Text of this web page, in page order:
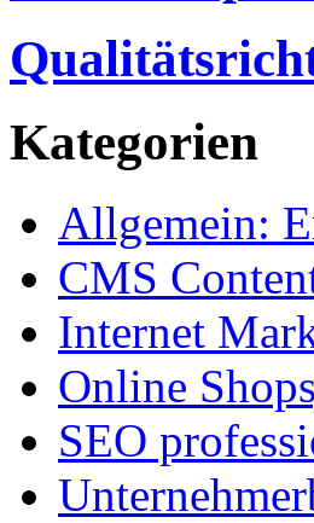
Kategorien
Allgemein:
CMS
Internet
Online
SEO